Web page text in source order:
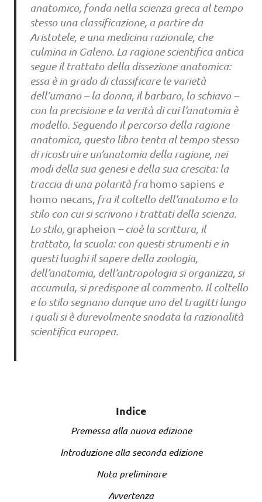
anatomico, fonda nella scienza greca al tempo
stesso una classificazione, a partire da
Aristotele, e una medicina razionale, che
culmina in Galeno. La ragione scientifica antica
segue il trattato della dissezione anatomica:
essa è in grado di classificare le varietà
dell’umano – la donna, il barbaro, lo schiavo –
con la precisione e la verità di cui l’anatomia è
modello. Seguendo il percorso della ragione
anatomica, questo libro tenta al tempo stesso
di ricostruire un’anatomia della ragione, nei
modi della sua genesi e della sua crescita: la
traccia di una polarità frahomo sapiense
homo necans, fra il coltello dell’anatomo e lo
stilo con cui si scrivono i trattati della scienza.
Lo stilo, grapheion – cioè la scrittura, il
trattato, la scuola: con questi strumenti e in
questi luoghi il sapere della zoologia,
dell’anatomia, dell’antropologia si organizza, si
accumula, si predispone al commento. Il coltello
e lo stilo segnano dunque uno del tragitti lungo
i quali si è durevolmente snodata la razionalità
scientifica europea.
Indice
Premessa alla nuova edizione
Introduzione alla seconda edizione
Nota preliminare
Avvertenza